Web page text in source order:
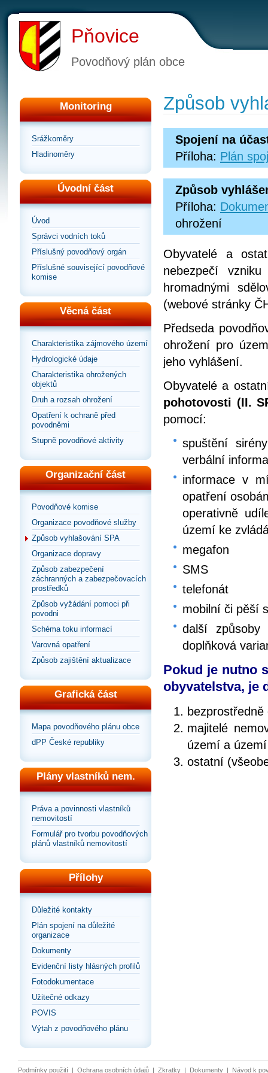
Pňovice
Povodňový plán obce
Monitoring
Srážkoměry
Hladinoměry
Úvodní část
Úvod
Správci vodních toků
Příslušný povodňový orgán
Příslušné související povodňové
komise
Věcná část
Charakteristika zájmového území
Hydrologické údaje
Charakteristika ohrožených
objektů
Druh a rozsah ohrožení
Opatření k ochraně před
povodněmi
Stupně povodňové aktivity
Organizační část
Povodňové komise
Organizace povodňové služby
Způsob vyhlašování SPA
Organizace dopravy
Způsob zabezpečení
záchranných a zabezpečovacích
prostředků
Způsob vyžádání pomoci při
povodni
Schéma toku informací
Varovná opatření
Způsob zajištění aktualizace
Grafická část
Mapa povodňového plánu obce
dPP České republiky
Plány vlastníků nem.
Práva a povinnosti vlastníků
nemovitostí
Formulář pro tvorbu povodňových
plánů vlastníků nemovitostí
Přílohy
Důležité kontakty
Plán spojení na důležité
organizace
Dokumenty
Evidenční listy hlásných profilů
Fotodokumentace
Užitečné odkazy
POVIS
Výtah z povodňového plánu
Způsob
Spojení na
Příloha: Plán
Způsob
Příloha:
ohrožení
Obyvatelé a
nebezpečí
hromadnými
(webové stránky
Předseda
ohrožení pro
jeho vyhlášení.
Obyvatelé a
pohotovosti (II.
pomocí:
spuštění
verbální
informace v
opatření
operativně
území ke
megafon
SMS
telefonát
mobilní či pěší
další
doplňková
Pokud je nutno
obyvatelstva, je
majitelé
území a
ostatní
Podmínky použití | Ochrana osobních údajů | Zkratky | Dokumenty | Návod k